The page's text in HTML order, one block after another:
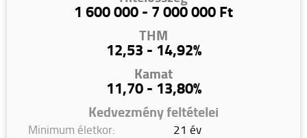
1 600 000 - 7 000 000 Ft
THM
12,53 - 14,92%
Kamat
11,70 - 13,80%
Kedvezmény feltételei
Minimum életkor:
21 év